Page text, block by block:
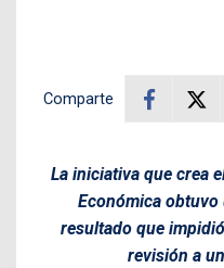
Comparte
La iniciativa que crea
Económica obtuvo
resultado que
revisión a